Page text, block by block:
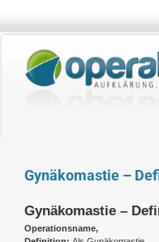
springen
Gynäkomastie –
Gynäkomastie –
Operationsname,